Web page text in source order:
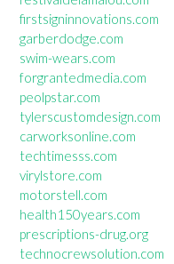
firstsigninnovations.com
garberdodge.com
swim-wears.com
forgrantedmedia.com
peolpstar.com
tylerscustomdesign.com
carworksonline.com
techtimesss.com
virylstore.com
motorstell.com
health150years.com
prescriptions-drug.org
technocrewsolution.com